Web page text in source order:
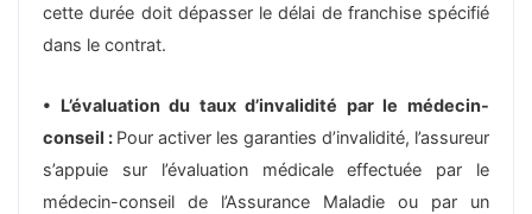
cette durée doit dépasser le délai de franchise spécifié
dans le contrat.
• L’évaluation du taux d’invalidité par le médecin-
conseil : Pour activer les garanties d’invalidité, l’assureur
s’appuie sur l’évaluation médicale effectuée par le
médecin-conseil de l’Assurance Maladie ou par un